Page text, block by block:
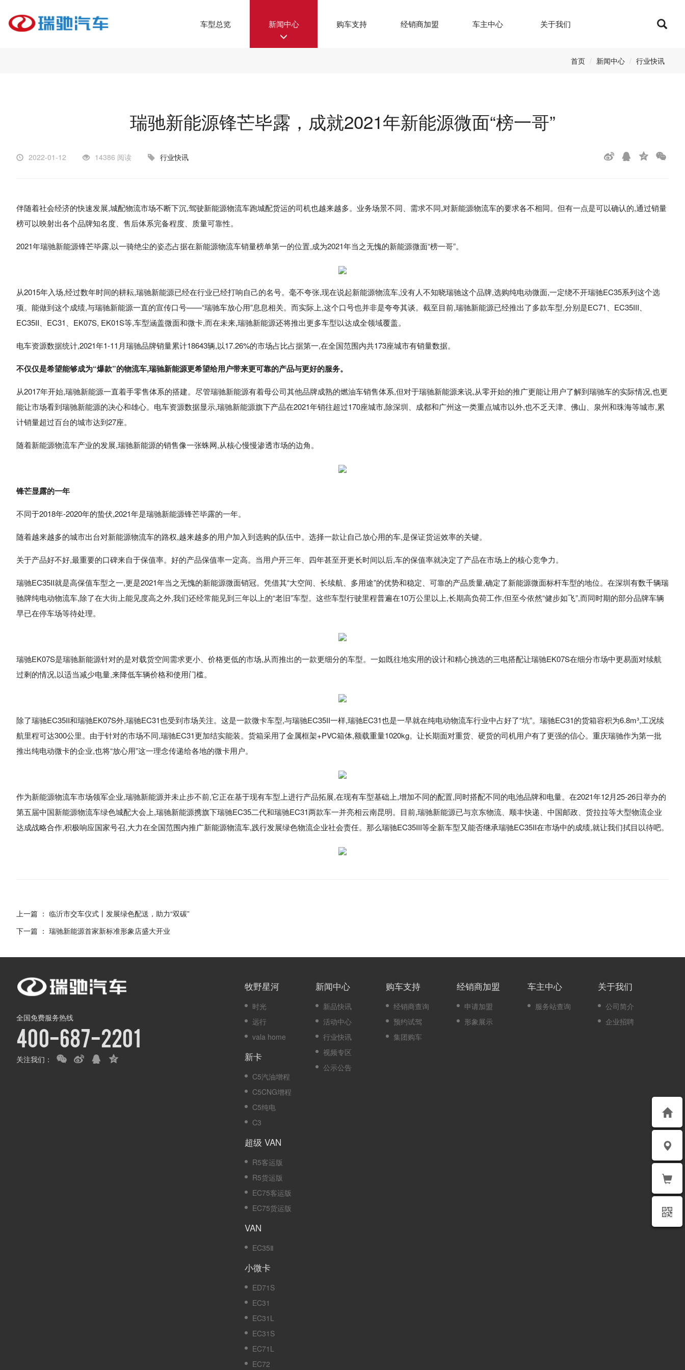
车型总览 新闻中心 购车支持 经销商加盟 车主中心 关于我们
首页 新闻中心 行业快讯
瑞驰新能源锋芒毕露，成就2021年新能源微面“榜一哥”
2022-01-12 14386 阅读 行业快讯
伴随着社会经济的快速发展,城配物流市场不断下沉,驾驶新能源物流车跑城配货运的司机也越来越多。业务场景不同、需求不同,对新能源物流车的要求各不相同。但有一点是可以确认的,通过销量
榜可以映射出各个品牌知名度、售后体系完备程度、质量可靠性。
2021年瑞驰新能源锋芒毕露,以一骑绝尘的姿态占据在新能源物流车销量榜单第一的位置,成为2021年当之无愧的新能源微面“榜一哥”。
从2015年入场,经过数年时间的耕耘,瑞驰新能源已经在行业已经打响自己的名号。毫不夸张,现在说起新能源物流车,没有人不知晓瑞驰这个品牌,选购纯电动微面,一定绕不开瑞驰EC35系列这个选
项。能做到这个成绩,与瑞驰新能源一直的宣传口号——“瑞驰车放心用”息息相关。而实际上,这个口号也并非是夸夸其谈。截至目前,瑞驰新能源已经推出了多款车型,分别是EC71、EC35III、
EC35II、EC31、EK07S, EK01S等,车型涵盖微面和微卡,而在未来,瑞驰新能源还将推出更多车型以达成全领域覆盖。
电车资源数据统计,2021年1-11月瑞驰品牌销量累计18643辆,以17.26%的市场占比占据第一,在全国范围内共173座城市有销量数据。
不仅仅是希望能够成为“爆款”的物流车,瑞驰新能源更希望给用户带来更可靠的产品与更好的服务。
从2017年开始,瑞驰新能源一直着手零售体系的搭建。尽管瑞驰新能源有着母公司其他品牌成熟的燃油车销售体系,但对于瑞驰新能源来说,从零开始的推广更能让用户了解到瑞驰车的实际情况,也更
能让市场看到瑞驰新能源的决心和雄心。电车资源数据显示,瑞驰新能源旗下产品在2021年销往超过170座城市,除深圳、成都和广州这一类重点城市以外,也不乏天津、佛山、泉州和珠海等城市,累
计销量超过百台的城市达到27座。
随着新能源物流车产业的发展,瑞驰新能源的销售像一张蛛网,从核心慢慢渗透市场的边角。
锋芒显露的一年
不同于2018年-2020年的蛰伏,2021年是瑞驰新能源锋芒毕露的一年。
随着越来越多的城市出台对新能源物流车的路权,越来越多的用户加入到选购的队伍中。选择一款让自己放心用的车,是保证货运效率的关键。
关于产品好不好,最重要的口碑来自于保值率。好的产品保值率一定高。当用户开三年、四年甚至开更长时间以后,车的保值率就决定了产品在市场上的核心竞争力。
瑞驰EC35II就是高保值车型之一,更是2021年当之无愧的新能源微面销冠。凭借其“大空间、长续航、多用途”的优势和稳定、可靠的产品质量,确定了新能源微面标杆车型的地位。在深圳有数千辆瑞
驰牌纯电动物流车,除了在大街上能见度高之外,我们还经常能见到三年以上的“老旧”车型。这些车型行驶里程普遍在10万公里以上,长期高负荷工作,但至今依然“健步如飞”,而同时期的部分品牌车辆
早已在停车场等待处理。
瑞驰EK07S是瑞驰新能源针对的是对载货空间需求更小、价格更低的市场,从而推出的一款更细分的车型。一如既往地实用的设计和精心挑选的三电搭配让瑞驰EK07S在细分市场中更易面对续航
过剩的情况,以适当减少电量,来降低车辆价格和使用门槛。
除了瑞驰EC35II和瑞驰EK07S外,瑞驰EC31也受到市场关注。这是一款微卡车型,与瑞驰EC35II一样,瑞驰EC31也是一早就在纯电动物流车行业中占好了“坑”。瑞驰EC31的货箱容积为6.8m³,工况续
航里程可达300公里。由于针对的市场不同,瑞驰EC31更加结实能装。货箱采用了金属框架+PVC箱体,额载重量1020kg。让长期面对重货、硬货的司机用户有了更强的信心。重庆瑞驰作为第一批
推出纯电动微卡的企业,也将“放心用”这一理念传递给各地的微卡用户。
作为新能源物流车市场领军企业,瑞驰新能源并未止步不前,它正在基于现有车型上进行产品拓展,在现有车型基础上,增加不同的配置,同时搭配不同的电池品牌和电量。在2021年12月25-26日举办的
第五届中国新能源物流车绿色城配大会上,瑞驰新能源携旗下瑞驰EC35二代和瑞驰EC31两款车一并亮相云南昆明。目前,瑞驰新能源已与京东物流、顺丰快递、中国邮政、货拉拉等大型物流企业
达成战略合作,积极响应国家号召,大力在全国范围内推广新能源物流车,践行发展绿色物流企业社会责任。那么瑞驰EC35III等全新车型又能否继承瑞驰EC35II在市场中的成绩,就让我们拭目以待吧。
上一篇 ： 临沂市交车仪式丨发展绿色配送，助力“双碳”
下一篇 ： 瑞驰新能源首家新标准形象店盛大开业
牧野星河
时光
远行
vala home
新卡
C5汽油增程
C5CNG增程
C5纯电
C3
超级 VAN
R5客运版
R5货运版
EC75客运版
EC75货运版
VAN
EC35Ⅱ
小微卡
ED71S
EC31
EC31L
EC31S
EC71L
EC72
新闻中心
新品快讯
活动中心
行业快讯
视频专区
公示公告
购车支持
经销商查询
预约试驾
集团购车
经销商加盟
申请加盟
形象展示
车主中心
服务站查询
关于我们
公司简介
企业招聘
全国免费服务热线
400-687-2201
关注我们：